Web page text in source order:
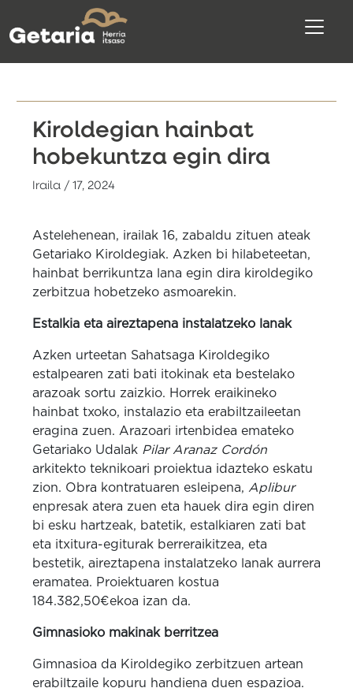
Kiroldegian hainbat
hobekuntza egin dira
Iraila / 17, 2024
Astelehenean, irailak 16, zabaldu zituen ateak
Getariako Kiroldegiak. Azken bi hilabeteetan,
hainbat berrikuntza lana egin dira kiroldegiko
zerbitzua hobetzeko asmoarekin.
Estalkia eta aireztapena instalatzeko lanak
Azken urteetan Sahatsaga Kiroldegiko
estalpearen zati bati itokinak eta bestelako
arazoak sortu zaizkio. Horrek eraikineko
hainbat txoko, instalazio eta erabiltzaileetan
eragina zuen. Arazoari irtenbidea emateko
Getariako Udalak Pilar Aranaz Cordón
arkitekto teknikoari proiektua idazteko eskatu
zion. Obra kontratuaren esleipena, Aplibur
enpresak atera zuen eta hauek dira egin diren
bi esku hartzeak, batetik, estalkiaren zati bat
eta itxitura-egiturak berreraikitzea, eta
bestetik, aireztapena instalatzeko lanak aurrera
eramatea. Proiektuaren kostua
184.382,50€ekoa izan da.
Gimnasioko makinak berritzea
Gimnasioa da Kiroldegiko zerbitzuen artean
erabiltzaile kopuru handiena duen espazioa.